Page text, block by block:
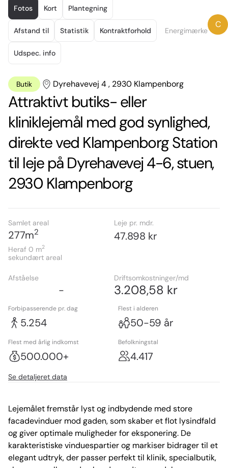
of
17
Fotos Kort Plantegning
Afstand til Statistik Kontraktforhold
Udspec. info
Energimærke
C
Butik Dyrehavevej 4 , 2930 Klampenborg
Attraktivt butiks- eller
kliniklejemål med god synlighed,
direkte ved Klampenborg Station
til leje på Dyrehavevej 4-6, stuen,
2930 Klampenborg
Samlet areal
277m2
Heraf 0 m2
sekundært areal
Leje pr. mdr.
47.898 kr
Afståelse
-
Driftsomkostninger/md
3.208,58 kr
Forbipasserende pr. dag
5.254
Flest i alderen
50-59 år
Flest med årlig indkomst
500.000+
Befolkningstal
4.417
Se detaljeret data
Lejemålet fremstår lyst og indbydende med store
facadevinduer mod gaden, som skaber et flot lysindfald
og giver optimale muligheder for eksponering. De
karakteristiske vinduespartier og markiser bidrager til et
elegant udtryk, der passer perfekt til klinik, specialbutik,